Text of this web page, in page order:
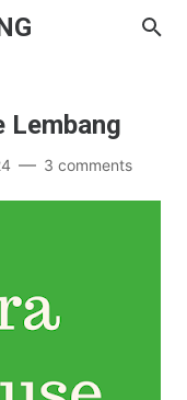
Lembang
3 comments